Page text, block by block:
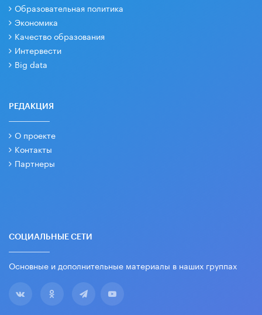
Образовательная политика
Экономика
Качество образования
Интервести
Big data
РЕДАКЦИЯ
О проекте
Контакты
Партнеры
СОЦИАЛЬНЫЕ СЕТИ
Основные и дополнительные материалы в наших группах